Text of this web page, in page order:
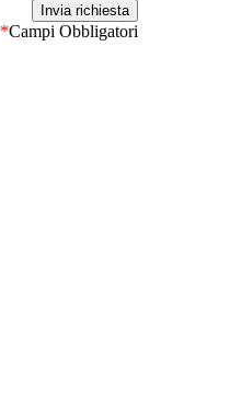
*Campi Obbligatori